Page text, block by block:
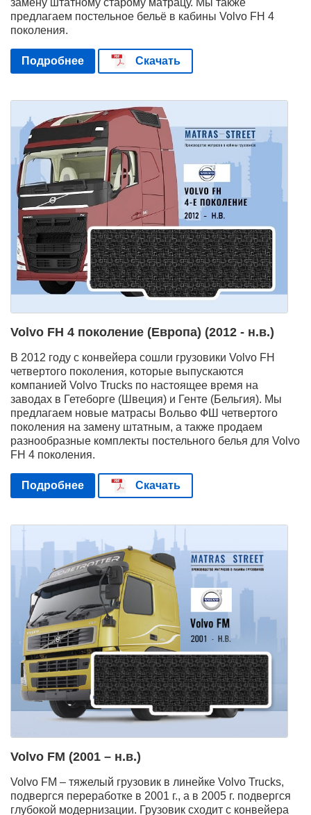
предлагаем постельное бельё в кабины Volvo FH 4
поколения.
Подробнее Скачать
Volvo FH 4 поколение (Европа) (2012 - н.в.)
В 2012 году с конвейера сошли грузовики Volvo FH
четвертого поколения, которые выпускаются
компанией Volvo Trucks по настоящее время на
заводах в Гетеборге (Швеция) и Генте (Бельгия). Мы
предлагаем новые матрасы Вольво ФШ четвертого
поколения на замену штатным, а также продаем
разнообразные комплекты постельного белья для Volvo
FH 4 поколения.
Подробнее Скачать
Volvo FM (2001 – н.в.)
Volvo FM – тяжелый грузовик в линейке Volvo Trucks,
подвергся переработке в 2001 г., а в 2005 г. подвергся
глубокой модернизации. Грузовик сходит с конвейера